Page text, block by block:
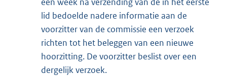
lid bedoelde nadere informatie aan de
voorzitter van de commissie een verzoek
richten tot het beleggen van een nieuwe
hoorzitting. De voorzitter beslist over een
dergelijk verzoek.